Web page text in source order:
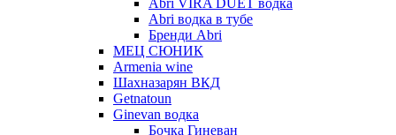
Abri VIRA DUET водка
Abri водка в тубе
Бренди Abri
МЕЦ СЮНИК
Armenia wine
Шахназарян ВКД
Getnatoun
Ginevan водка
Бочка Гиневан